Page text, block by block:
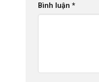
Bình luận *